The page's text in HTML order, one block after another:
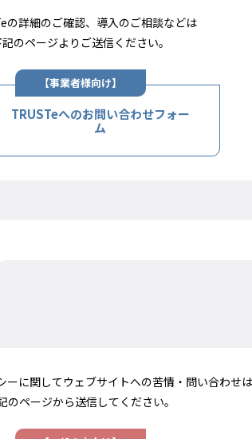
の詳細のご確認、導入のご相談などは
のページよりご送信ください。
TRUSTeへのお問い合わせフォー
ム
ーに関してウェブサイトへの苦情・問い合わせは
のページから送信してください。